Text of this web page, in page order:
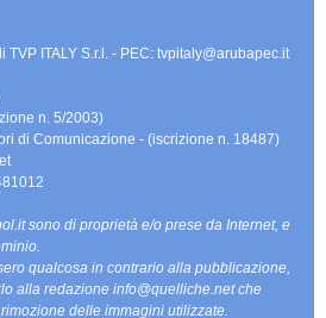
ITALY S.r.l. - PEC: tvpitaly@arubapec.it
n. 5/2003)
di Comunicazione - (iscrizione n. 18487)
sono di proprietà e/o prese da Internet, e
qualcosa in contrario alla pubblicazione,
alla redazione info@quelliche.net che
delle immagini utilizzate.